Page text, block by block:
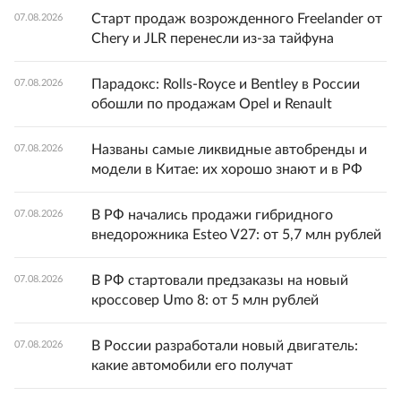
07.08.2026
Старт продаж возрожденного Freelander от
Chery и JLR перенесли из-за тайфуна
07.08.2026
Парадокс: Rolls-Royce и Bentley в России
обошли по продажам Opel и Renault
07.08.2026
Названы самые ликвидные автобренды и
модели в Китае: их хорошо знают и в РФ
07.08.2026
В РФ начались продажи гибридного
внедорожника Esteo V27: от 5,7 млн рублей
07.08.2026
В РФ стартовали предзаказы на новый
кроссовер Umo 8: от 5 млн рублей
07.08.2026
В России разработали новый двигатель:
какие автомобили его получат